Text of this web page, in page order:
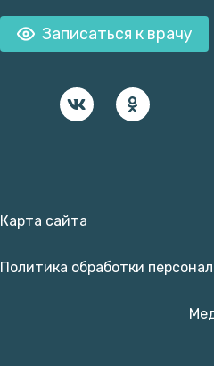
Записаться к врачу
Карта сайта
Политика обработки